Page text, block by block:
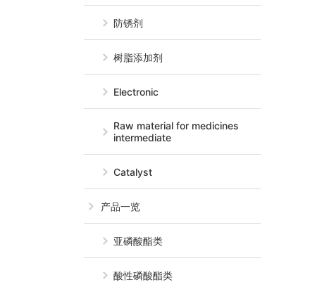
防锈剂
树脂添加剂
Electronic
Raw material for medicines
intermediate
Catalyst
产品一览
亚磷酸酯类
酸性磷酸酯类